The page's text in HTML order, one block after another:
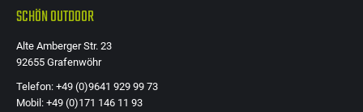
SCHÖN OUTDOOR
Alte Amberger Str. 23
92655 Grafenwöhr
Telefon: +49 (0)9641 929 99 73
Mobil: +49 (0)171 146 11 93